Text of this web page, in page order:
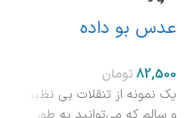
عدس بو داده
تومان
یک نمونه از تنقلات بی نظیر